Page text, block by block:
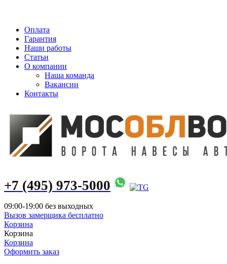
Оплата
Гарантия
Наши работы
Статьи
О компании
Наша команда
Вакансии
Контакты
+7 (495) 973-5000
09:00-19:00 без выходных
Вызов замерщика бесплатно
Корзина
Корзина
Корзина
Оформить заказ